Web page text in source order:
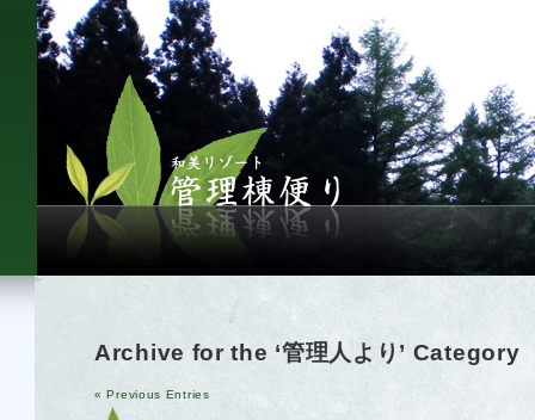
Archive for the ‘管理人より’ Category
« Previous Entries